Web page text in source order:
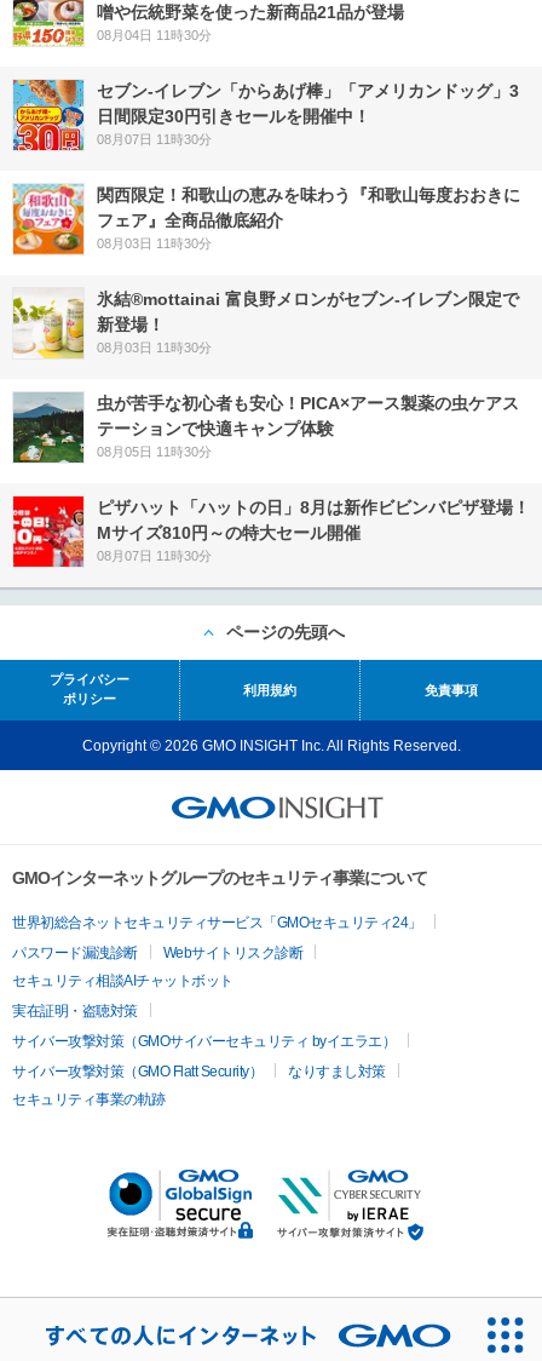
噌や伝統野菜を使った新商品21品が登場
08月04日 11時30分
セブン‐イレブン「からあげ棒」「アメリカンドッグ」3
日間限定30円引きセールを開催中！
08月07日 11時30分
関西限定！和歌山の恵みを味わう『和歌山毎度おおきに
フェア』全商品徹底紹介
08月03日 11時30分
氷結®mottainai 富良野メロンがセブン‐イレブン限定で
新登場！
08月03日 11時30分
虫が苦手な初心者も安心！PICA×アース製薬の虫ケアス
テーションで快適キャンプ体験
08月05日 11時30分
ピザハット「ハットの日」8月は新作ビビンバピザ登場！
Mサイズ810円～の特大セール開催
08月07日 11時30分
ページの先頭へ
プライバシー
ポリシー
利用規約 免責事項
Copyright © 2026 GMO INSIGHT Inc. All Rights Reserved.
GMOインターネットグループのセキュリティ事業について
世界初総合ネットセキュリティサービス「GMOセキュリティ24」
パスワード漏洩診断
Webサイトリスク診断
セキュリティ相談AIチャットボット
実在証明・盗聴対策
サイバー攻撃対策（GMOサイバーセキュリティ byイエラエ）
サイバー攻撃対策（GMO Flatt Security）
なりすまし対策
セキュリティ事業の軌跡